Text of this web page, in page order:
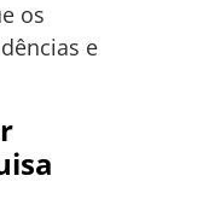
os
e